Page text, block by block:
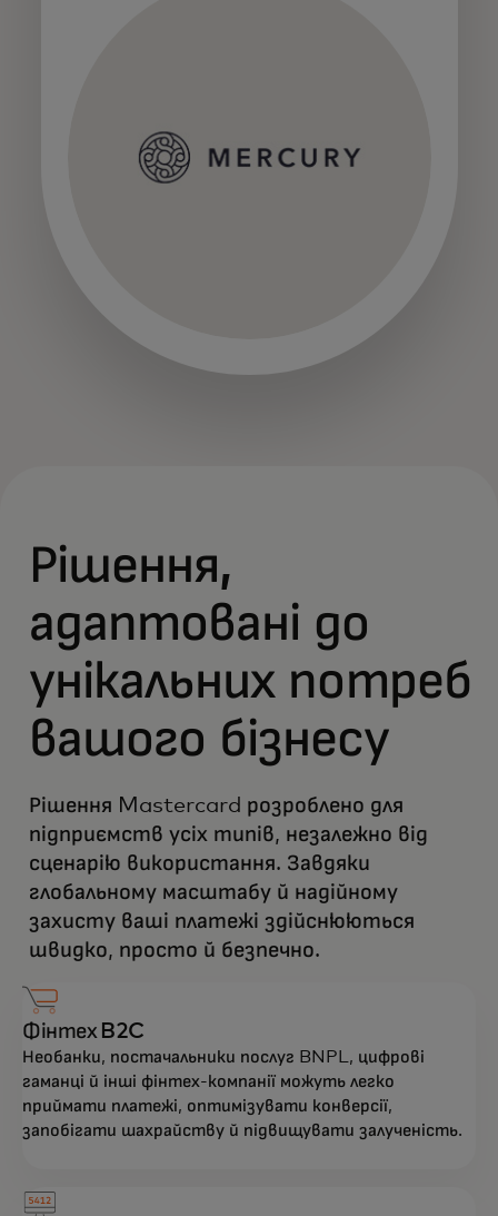
Рішення,
адаптовані до
унікальних потреб
вашого бізнесу
Рішення Mastercard розроблено для
підприємств усіх типів, незалежно від
сценарію використання. Завдяки
глобальному масштабу й надійному
захисту ваші платежі здійснюються
швидко, просто й безпечно.
Фінтех B2C
Необанки, постачальники послуг BNPL, цифрові
гаманці й інші фінтех-компанії можуть легко
приймати платежі, оптимізувати конверсії,
запобігати шахрайству й підвищувати залученість.